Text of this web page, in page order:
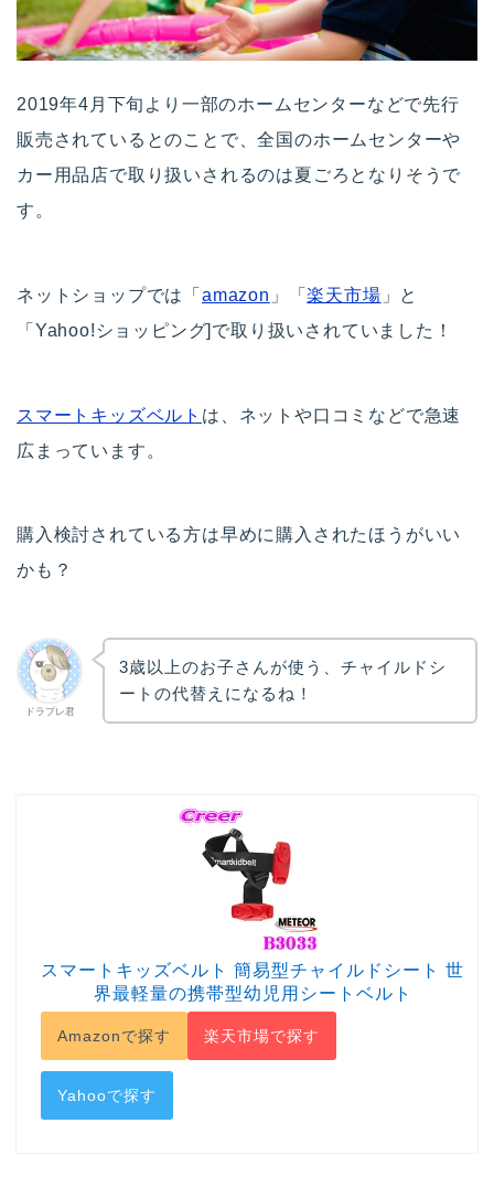
2019年4月下旬より一部のホームセンターなどで先行
販売されているとのことで、全国のホームセンターや
カー用品店で取り扱いされるのは夏ごろとなりそうで
す。
ネットショップでは「amazon 」「楽天市場 」と
「Yahoo!ショッピング]で取り扱いされていました！
スマートキッズベルト は、ネットや口コミなどで急速
広まっています。
購入検討されている方は早めに購入されたほうがいい
かも？
ドラプレ君
3歳以上のお子さんが使う、チャイルドシ
ートの代替えになるね！
スマートキッズベルト 簡易型チャイルドシート 世
界最軽量の携帯型幼児用シートベルト
Amazonで探す 楽天市場で探す
Yahooで探す